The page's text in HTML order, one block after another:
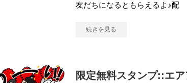
友だちになるともらえるよ♪配
続きを見る
限定無料スタンプ::エ